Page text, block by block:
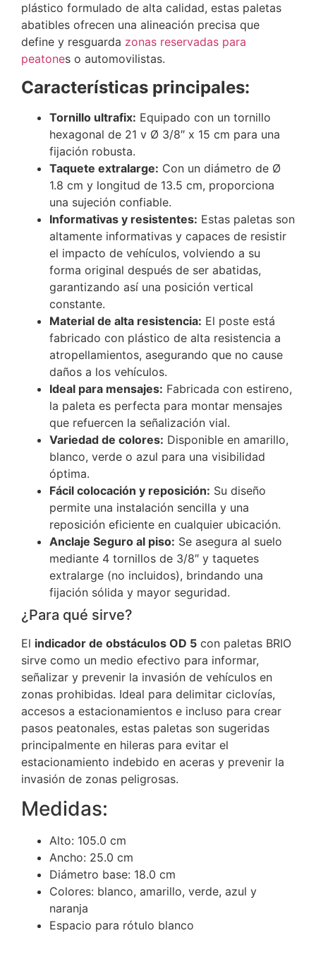
plástico formulado de alta calidad, estas paletas
abatibles ofrecen una alineación precisa que
define y resguarda zonas reservadas para
peatones o automovilistas.
Características principales:
Tornillo ultrafix: Equipado con un tornillo
hexagonal de 21 v Ø 3/8″ x 15 cm para una
fijación robusta.
Taquete extralarge: Con un diámetro de Ø
1.8 cm y longitud de 13.5 cm, proporciona
una sujeción confiable.
Informativas y resistentes: Estas paletas son
altamente informativas y capaces de resistir
el impacto de vehículos, volviendo a su
forma original después de ser abatidas,
garantizando así una posición vertical
constante.
Material de alta resistencia: El poste está
fabricado con plástico de alta resistencia a
atropellamientos, asegurando que no cause
daños a los vehículos.
Ideal para mensajes: Fabricada con estireno,
la paleta es perfecta para montar mensajes
que refuercen la señalización vial.
Variedad de colores: Disponible en amarillo,
blanco, verde o azul para una visibilidad
óptima.
Fácil colocación y reposición: Su diseño
permite una instalación sencilla y una
reposición eficiente en cualquier ubicación.
Anclaje Seguro al piso: Se asegura al suelo
mediante 4 tornillos de 3/8″ y taquetes
extralarge (no incluidos), brindando una
fijación sólida y mayor seguridad.
¿Para qué sirve?
El indicador de obstáculos OD 5 con paletas BRIO
sirve como un medio efectivo para informar,
señalizar y prevenir la invasión de vehículos en
zonas prohibidas. Ideal para delimitar ciclovías,
accesos a estacionamientos e incluso para crear
pasos peatonales, estas paletas son sugeridas
principalmente en hileras para evitar el
estacionamiento indebido en aceras y prevenir la
invasión de zonas peligrosas.
Medidas:
Alto: 105.0 cm
Ancho: 25.0 cm
Diámetro base: 18.0 cm
Colores: blanco, amarillo, verde, azul y
naranja
Espacio para rótulo blanco